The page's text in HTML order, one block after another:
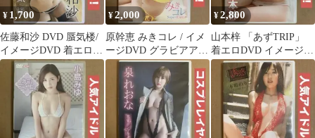
¥ 1,700
佐藤和沙 DVD 蜃気楼/
イメージDVD 着エロ
DVD グラビアアイドル
DVD
¥2,000
原幹恵 みきコレ / イメ
ージDVD グラビアアイ
ドルDVD グラドルDVD
¥2,800
山本梓 「あずTRIP」
着エロDVD イメージ
DVD グラビアアイドル
DVD